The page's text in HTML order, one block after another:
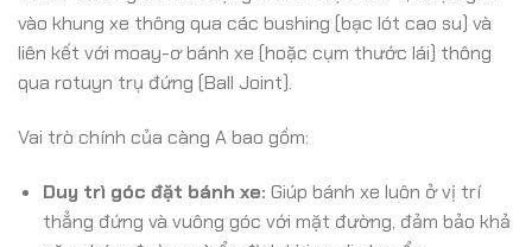
vào khung xe thông qua các bushing (bạc lót cao su) và
liên kết với moay-ơ bánh xe (hoặc cụm thước lái) thông
qua rotuyn trụ đứng (Ball Joint).
Vai trò chính của càng A bao gồm:
Duy trì góc đặt bánh xe: Giúp bánh xe luôn ở vị trí
thẳng đứng và vuông góc với mặt đường, đảm bảo khả